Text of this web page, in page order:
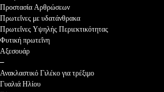
Προστασία Αρθρώσεων
Πρωτεΐνες με υδατάνθρακα
Πρωτεΐνες Υψηλής Περιεκτικότητας
Φυτική πρωτεΐνη
Αξεσουάρ
–
Ανακλαστικό Γιλέκο για τρέξιμο
Γυαλιά Ηλίου